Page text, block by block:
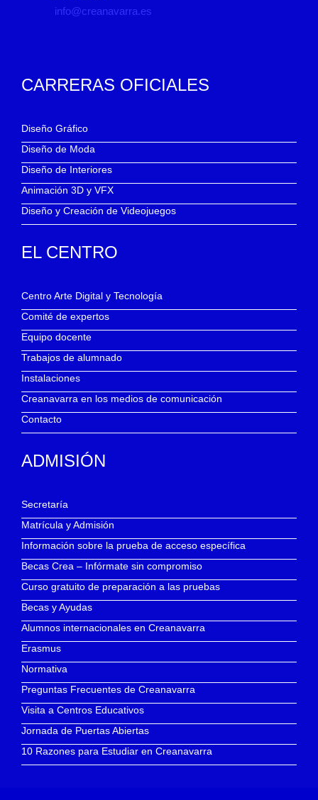
info@creanavarra.es
CARRERAS OFICIALES
Diseño Gráfico
Diseño de Moda
Diseño de Interiores
Animación 3D y VFX
Diseño y Creación de Videojuegos
EL CENTRO
Centro Arte Digital y Tecnología
Comité de expertos
Equipo docente
Trabajos de alumnado
Instalaciones
Creanavarra en los medios de comunicación
Contacto
ADMISIÓN
Secretaría
Matrícula y Admisión
Información sobre la prueba de acceso específica
Becas Crea – Infórmate sin compromiso
Curso gratuito de preparación a las pruebas
Becas y Ayudas
Alumnos internacionales en Creanavarra
Erasmus
Normativa
Preguntas Frecuentes de Creanavarra
Visita a Centros Educativos
Jornada de Puertas Abiertas
10 Razones para Estudiar en Creanavarra